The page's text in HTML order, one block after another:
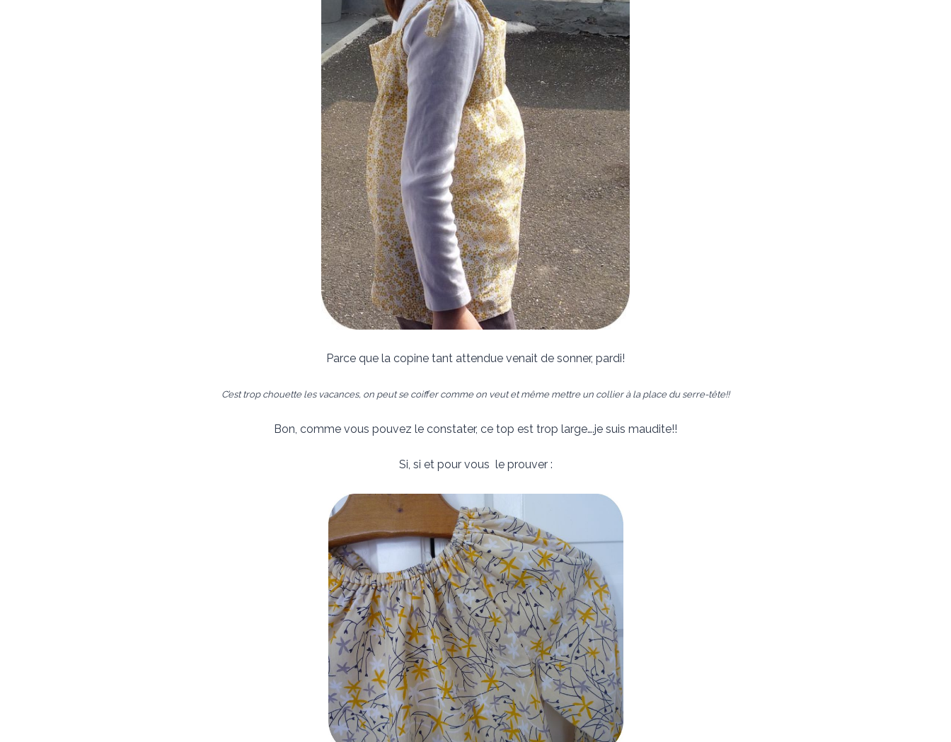
Parce que la copine tant attendue venait de sonner, pardi!
C’est trop chouette les vacances, on peut se coiffer comme on veut et même mettre un collier à la place du serre-tête!!
Bon, comme vous pouvez le constater, ce top est trop large….je suis maudite!!
Si, si et pour vous le prouver :